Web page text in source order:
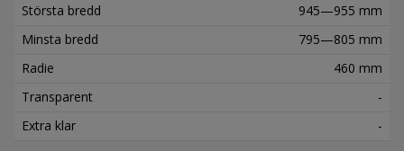
Största bredd
945—955 mm
Minsta bredd
795—805 mm
Radie
460 mm
Transparent
-
Extra klar
-